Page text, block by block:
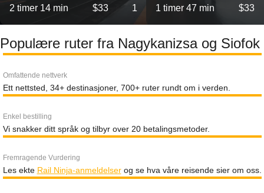
2 timer 14 min $33 1 1 timer 47 min $33
Populære ruter fra Nagykanizsa og Siofok
Omfattende nettverk
Ett nettsted, 34+ destinasjoner, 700+ ruter rundt om i verden.
Enkel bestilling
Vi snakker ditt språk og tilbyr over 20 betalingsmetoder.
Fremragende Vurdering
Les ekte Rail Ninja-anmeldelserog se hva våre reisende sier om oss.